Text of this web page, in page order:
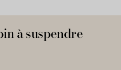
à suspendre